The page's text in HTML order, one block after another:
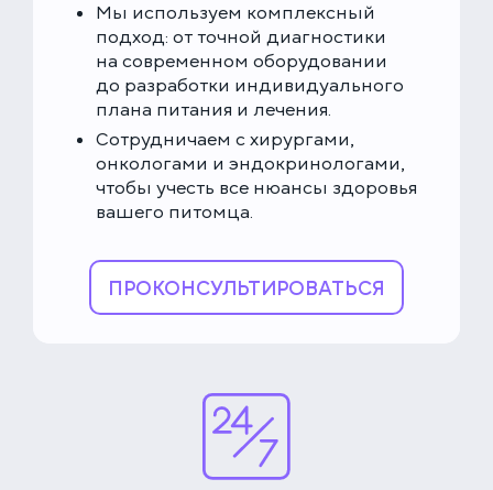
Мы используем комплексный
подход: от точной диагностики
на современном оборудовании
до разработки индивидуального
плана питания и лечения.
Сотрудничаем с хирургами,
онкологами и эндокринологами,
чтобы учесть все нюансы здоровья
вашего питомца.
ПРОКОНСУЛЬТИРОВАТЬСЯ